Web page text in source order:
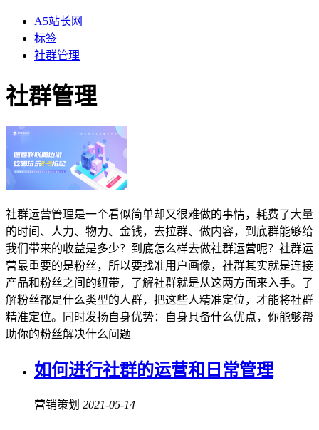
A5站长网
标签
社群管理
社群管理
社群运营管理是一个看似简单却又很难做的事情，耗费了大量
的时间、人力、物力、金钱，去拉群、做内容，到底群能够给
我们带来的收益是多少？到底怎么样去做社群运营呢？社群运
营最重要的是粉丝，所以要找准用户画像，社群其实就是连接
产品和粉丝之间的纽带，了解社群就是从这两方面来入手。了
解粉丝都是什么类型的人群，把这些人精准定位，才能将社群
精准定位。同时发扬自身优势：自身具备什么优点，你能够帮
助你的粉丝解决什么问题
如何进行社群的运营和日常管理
营销策划 2021-05-14